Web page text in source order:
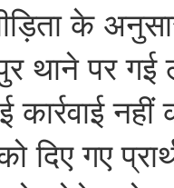
के
थाने पर
कार्रवाई
दिए गए